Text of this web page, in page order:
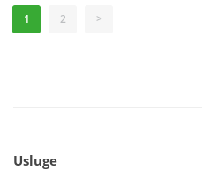
1 2 >
Usluge